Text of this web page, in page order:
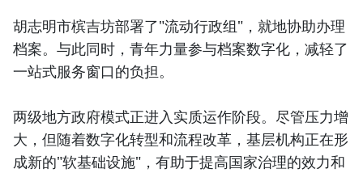
胡志明市槟吉坊部署了"流动行政组"，就地协助办理
档案。与此同时，青年力量参与档案数字化，减轻了
一站式服务窗口的负担。
两级地方政府模式正进入实质运作阶段。尽管压力增
大，但随着数字化转型和流程改革，基层机构正在形
成新的"软基础设施"，有助于提高国家治理的效力和